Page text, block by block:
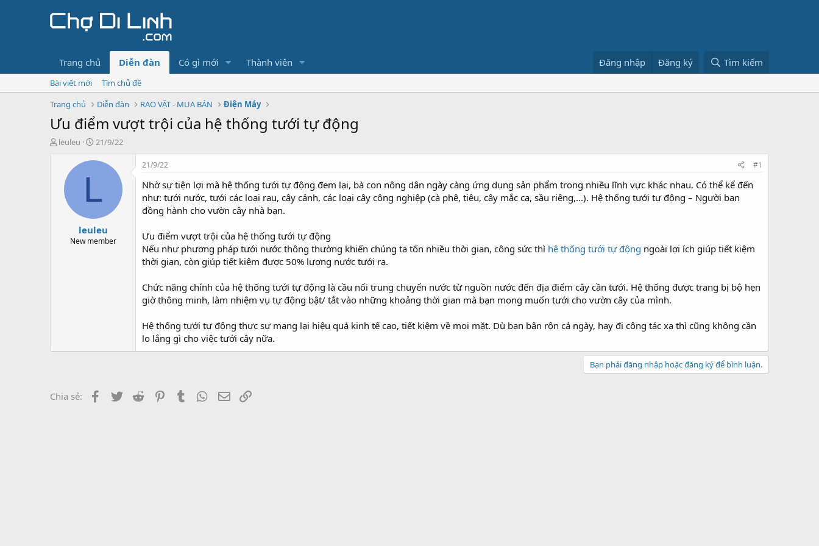
Trang chủ Diễn đàn Có gì mới Thành viên Đăng nhập Đăng ký Tìm kiếm
Bài viết mới
Tìm chủ đề
Trang chủ
Diễn đàn RAO VẶT - MUA BÁN Điện Máy
Ưu điểm vượt trội của hệ thống tưới tự động
T
leuleu
N
à
ử
21/9/22
L
leuleu
New member
21/9/22 #1
Nhờ sự tiện lợi mà hệ thống tưới tự động đem lại, bà con nông dân ngày càng ứng dụng sản phẩm trong nhiều lĩnh vực khác nhau. Có thể kể đến
như: tưới nước, tưới các loại rau, cây cảnh, các loại cây công nghiệp (cà phê, tiêu, cây mắc ca, sầu riêng,...). Hệ thống tưới tự động – Người bạn
đồng hành cho vườn cây nhà bạn.
Ưu điểm vượt trội của hệ thống tưới tự động
Nếu như phương pháp tưới nước thông thường khiến chúng ta tốn nhiều thời gian, công sức thì hệ thống tưới tự động ngoài lợi ích giúp tiết kiệm
thời gian, còn giúp tiết kiệm được 50% lượng nước tưới ra.
Chức năng chính của hệ thống tưới tự động là cầu nối trung chuyển nước từ nguồn nước đến địa điểm cây cần tưới. Hệ thống được trang bị bộ hẹn
giờ thông minh, làm nhiệm vụ tự động bật/ tắt vào những khoảng thời gian mà bạn mong muốn tưới cho vườn cây của mình.
Hệ thống tưới tự động thực sự mang lại hiệu quả kinh tế cao, tiết kiệm về mọi mặt. Dù bạn bận rộn cả ngày, hay đi công tác xa thì cũng không cần
lo lắng gì cho việc tưới cây nữa.
Bạn phải đăng nhập hoặc đăng ký để bình luận.
Chia sẻ: Facebook
Twitter Reddit PinterestTumblrWhatsApp
Email